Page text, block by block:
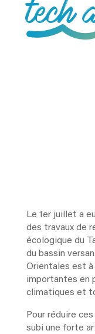
tech
Le 1er juillet a
des travaux de
écologique du
du bassin
Orientales est à
importantes en
climatiques et
Pour réduire
subi une forte